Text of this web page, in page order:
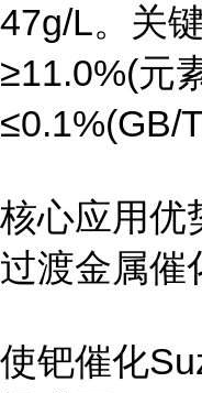
47g/L。关
≥11.0%(元
≤0.1%(GB/
核心应用优
过渡金属催
使钯催化